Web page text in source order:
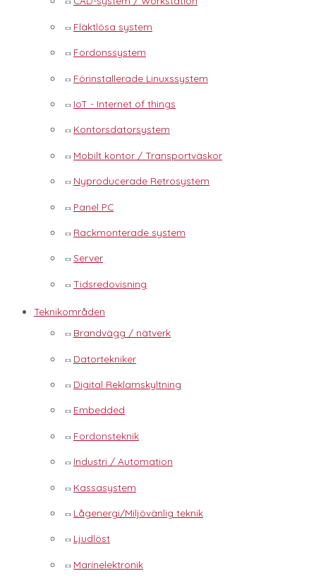
Fläktlösa system
Fordonssystem
Förinstallerade Linuxssystem
IoT - Internet of things
Kontorsdatorsystem
Mobilt kontor / Transportväskor
Nyproducerade Retrosystem
Panel PC
Rackmonterade system
Server
Tidsredovisning
Teknikområden
Brandvägg / nätverk
Datortekniker
Digital Reklamskyltning
Embedded
Fordonsteknik
Industri / Automation
Kassasystem
Lågenergi/Miljövänlig teknik
Ljudlöst
Marinelektronik